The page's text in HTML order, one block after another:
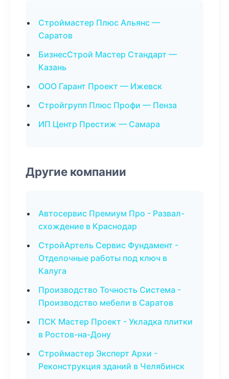
Строймастер Плюс Альянс —
Саратов
БизнесСтрой Мастер Стандарт —
Казань
ООО Гарант Проект — Ижевск
Стройгрупп Плюс Профи — Пенза
ИП Центр Престиж — Самара
Другие компании
Автосервис Премиум Про - Развал-
схождение в Краснодар
СтройАртель Сервис Фундамент -
Отделочные работы под ключ в
Калуга
Производство Точность Система -
Производство мебели в Саратов
ПСК Мастер Проект - Укладка плитки
в Ростов-на-Дону
Строймастер Эксперт Архи -
Реконструкция зданий в Челябинск